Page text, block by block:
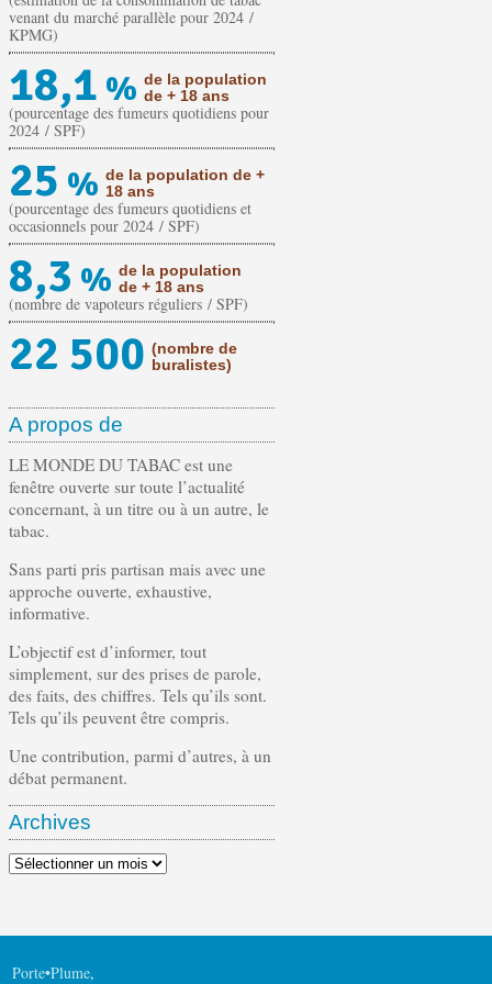
venant du marché parallèle pour 2024 /
KPMG)
18,1 % de la population
de + 18 ans
(pourcentage des fumeurs quotidiens pour
2024 / SPF)
25 % de la population de +
18 ans
(pourcentage des fumeurs quotidiens et
occasionnels pour 2024 / SPF)
8,3 % de la population
de + 18 ans
(nombre de vapoteurs réguliers / SPF)
22 500 (nombre de
buralistes)
A propos de
LE MONDE DU TABAC est une
fenêtre ouverte sur toute l’actualité
concernant, à un titre ou à un autre, le
tabac.
Sans parti pris partisan mais avec une
approche ouverte, exhaustive,
informative.
L’objectif est d’informer, tout
simplement, sur des prises de parole,
des faits, des chiffres. Tels qu’ils sont.
Tels qu’ils peuvent être compris.
Une contribution, parmi d’autres, à un
débat permanent.
Archives
Archives
Porte•Plume,